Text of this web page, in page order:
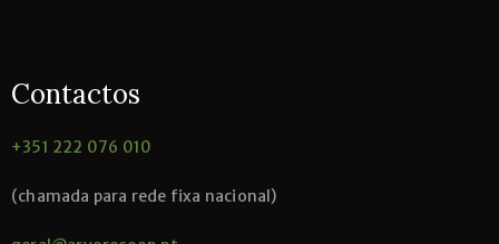
Contactos
+351 222 076 010
(chamada para rede fixa nacional)